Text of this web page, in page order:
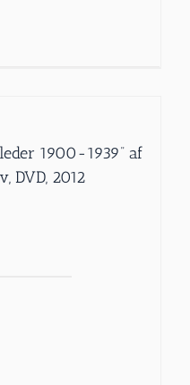
1900-1939” af
DVD, 2012